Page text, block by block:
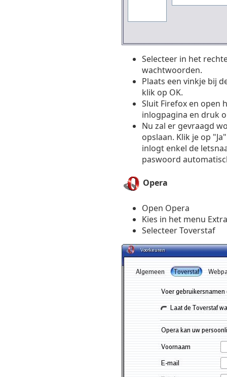
Selecteer in het
wachtwoorden.
Plaats een vinkje bij
klik op OK.
Sluit Firefox en open
inlogpagina en druk
Nu zal er gevraagd
opslaan. Klik je op
inlogt enkel de
paswoord
Opera
Open Opera
Kies in het menu
Selecteer Toverstaf